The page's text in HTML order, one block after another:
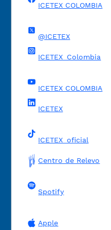
ICETEX COLOMBIA
@ICETEX
ICETEX_Colombia
ICETEX COLOMBIA
ICETEX
ICETEX_oficial
Centro de Relevo
Spotify
Apple